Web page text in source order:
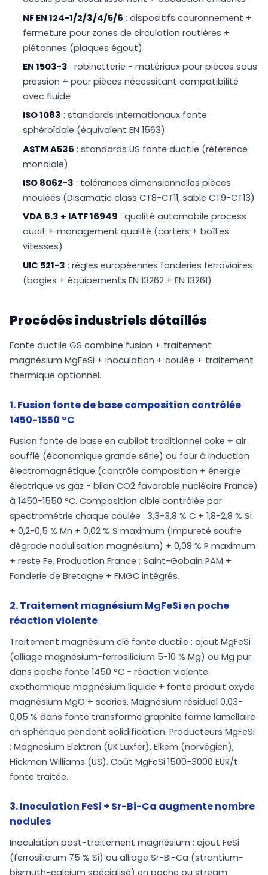
NF EN 124-1/2/3/4/5/6 : dispositifs couronnement +
fermeture pour zones de circulation routières +
piétonnes (plaques égout)
EN 1503-3 : robinetterie - matériaux pour pièces sous
pression + pour pièces nécessitant compatibilité
avec fluide
ISO 1083 : standards internationaux fonte
sphéroïdale (équivalent EN 1563)
ASTM A536 : standards US fonte ductile (référence
mondiale)
ISO 8062-3 : tolérances dimensionnelles pièces
moulées (Disamatic class CT8-CT11, sable CT9-CT13)
VDA 6.3 + IATF 16949 : qualité automobile process
audit + management qualité (carters + boîtes
vitesses)
UIC 521-3 : règles européennes fonderies ferroviaires
(bogies + équipements EN 13262 + EN 13261)
Procédés industriels détaillés
Fonte ductile GS combine fusion + traitement
magnésium MgFeSi + inoculation + coulée + traitement
thermique optionnel.
1. Fusion fonte de base composition contrôlée
1450-1550 °C
Fusion fonte de base en cubilot traditionnel coke + air
soufflé (économique grande série) ou four à induction
électromagnétique (contrôle composition + énergie
électrique vs gaz - bilan CO2 favorable nucléaire France)
à 1450-1550 °C. Composition cible contrôlée par
spectrométrie chaque coulée : 3,3-3,8 % C + 1,8-2,8 % Si
+ 0,2-0,5 % Mn + 0,02 % S maximum (impureté soufre
dégrade nodulisation magnésium) + 0,08 % P maximum
+ reste Fe. Production France : Saint-Gobain PAM +
Fonderie de Bretagne + FMGC intégrés.
2. Traitement magnésium MgFeSi en poche
réaction violente
Traitement magnésium clé fonte ductile : ajout MgFeSi
(alliage magnésium-ferrosilicium 5-10 % Mg) ou Mg pur
dans poche fonte 1450 °C - réaction violente
exothermique magnésium liquide + fonte produit oxyde
magnésium MgO + scories. Magnésium résiduel 0,03-
0,05 % dans fonte transforme graphite forme lamellaire
en sphérique pendant solidification. Producteurs MgFeSi
: Magnesium Elektron (UK Luxfer), Elkem (norvégien),
Hickman Williams (US). Coût MgFeSi 1500-3000 EUR/t
fonte traitée.
3. Inoculation FeSi + Sr-Bi-Ca augmente nombre
nodules
Inoculation post-traitement magnésium : ajout FeSi
(ferrosilicium 75 % Si) ou alliage Sr-Bi-Ca (strontium-